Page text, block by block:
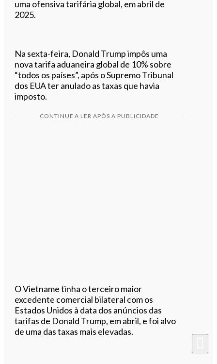
uma ofensiva tarifária global, em abril de
2025.
Na sexta-feira, Donald Trump impôs uma
nova tarifa aduaneira global de 10% sobre
“todos os países”, após o Supremo Tribunal
dos EUA ter anulado as taxas que havia
imposto.
CONTINUE A LER APÓS A PUBLICIDADE
O Vietname tinha o terceiro maior
excedente comercial bilateral com os
Estados Unidos à data dos anúncios das
tarifas de Donald Trump, em abril, e foi alvo
de uma das taxas mais elevadas.